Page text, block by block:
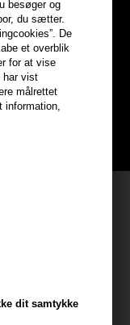
besøger og
du sætter.
De
et overblik
for at vise
har vist
målrettet
dit samtykke
på
rabatter når du